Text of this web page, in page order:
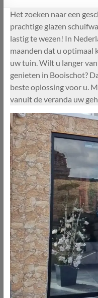
Het zoeken naar een
prachtige glazen
lastig te wezen! In
maanden dat u optimaal
uw tuin. Wilt u langer
genieten in Booischot?
beste oplossing voor u.
vanuit de veranda uw